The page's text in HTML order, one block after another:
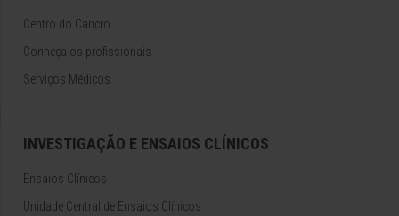
Centro do Cancro
Conheça os profissionais
Serviços Médicos
INVESTIGAÇÃO E ENSAIOS CLÍNICOS
Ensaios Clínicos
Unidade Central de Ensaios Clínicos